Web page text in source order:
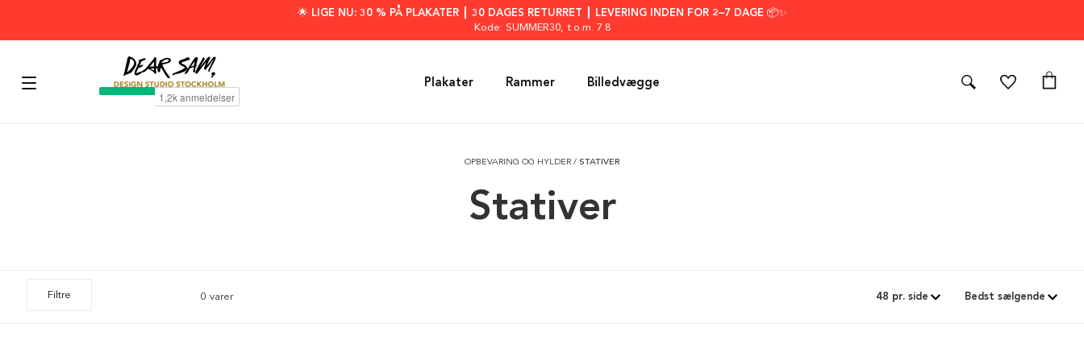
🌟 LIGE NU: 30 % PÅ PLAKATER ┃ 30 DAGES RETURRET ┃ LEVERING INDEN FOR 2–7 DAGE 📦✨
Kode: SUMMER30, t.o.m. 7.8
Plakater Rammer Billedvægge
OPBEVARING OG HYLDER / STATIVER
Stativer
Filtre 0 varer